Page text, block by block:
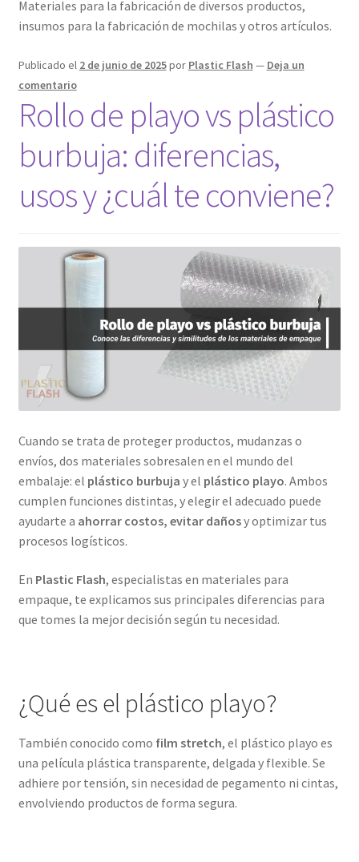
hijo
Telas
Mallas
hijo
Contactel
Hilos
Playo
Materiales para la fabricación de diversos productos,
insumos para la fabricación de mochilas y otros artículos.
Publicado el 2 de junio de 2025por Plastic Flash — Deja un
comentario
Rollo de playo vs plástico
burbuja: diferencias,
usos y ¿cuál te conviene?
Cuando se trata de proteger productos, mudanzas o
envíos, dos materiales sobresalen en el mundo del
embalaje: el plástico burbuja y el plástico playo. Ambos
cumplen funciones distintas, y elegir el adecuado puede
ayudarte a ahorrar costos, evitar dañosy optimizar tus
procesos logísticos.
En Plastic Flash, especialistas en materiales para
empaque, te explicamos sus principales diferencias para
que tomes la mejor decisión según tu necesidad.
¿Qué es el plástico playo?
También conocido como film stretch, el plástico playo es
una película plástica transparente, delgada y flexible. Se
adhiere por tensión, sin necesidad de pegamento ni cintas,
envolviendo productos de forma segura.